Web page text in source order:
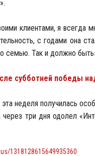
клиентами, я всегда
с годами она
семью. Так и должно
субботней победы
неделя получилась
через три дня одолел
1318128615649935360